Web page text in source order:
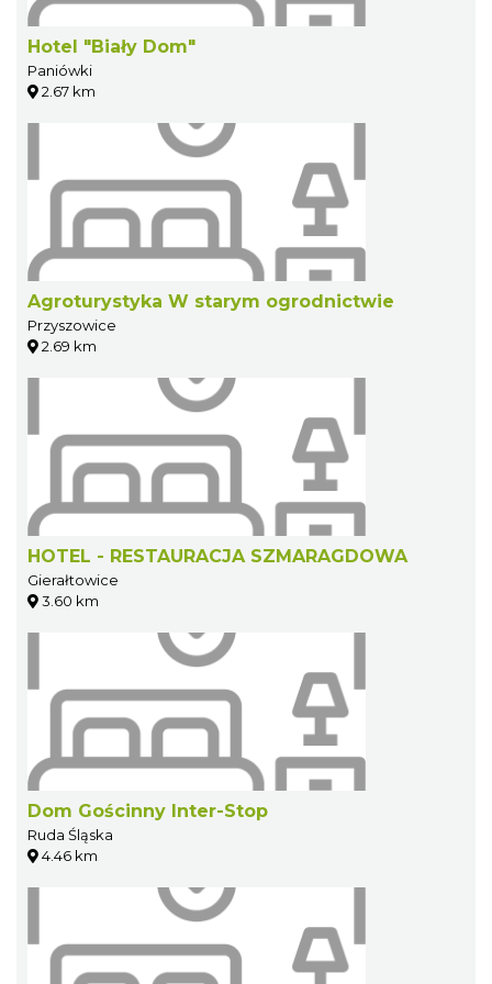
Hotel "Biały Dom"
Paniówki
2.67 km
Agroturystyka W starym ogrodnictwie
Przyszowice
2.69 km
HOTEL - RESTAURACJA SZMARAGDOWA
Gierałtowice
3.60 km
Dom Gościnny Inter-Stop
Ruda Śląska
4.46 km